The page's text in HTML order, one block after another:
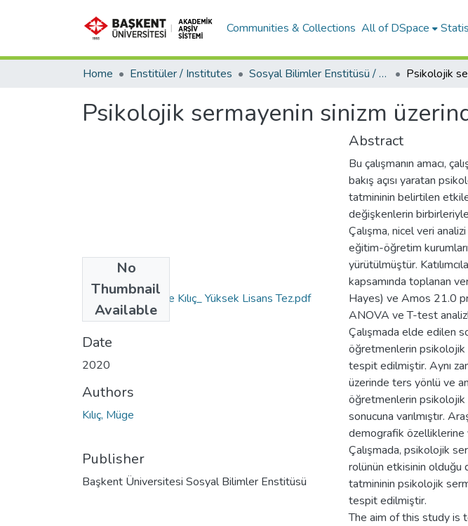
Communities & Collections All of DSpace
Home Enstitüler / Institutes Sosyal Bilimler Enstitüsü / Social Sciences Institute
Psikolojik sermayenin sinizm
No
Thumbnail
Available
10342501_ Müge Kılıç_ Yüksek Lisans Tez.pdf
(1.14 MB)
Date
2020
Authors
Kılıç, Müge
Publisher
Başkent Üniversitesi Sosyal Bilimler Enstitüsü
Abstract
Bu çalışmanın amacı,
bakış açısı yaratan
tatmininin belirtilen
değişkenlerin
Çalışma, nicel veri
eğitim-öğretim
yürütülmüştür.
kapsamında toplanan
Hayes) ve Amos 21.0
ANOVA ve T-test
Çalışmada elde edilen
öğretmenlerin psikolojik
tespit edilmiştir. Aynı
üzerinde ters yönlü ve
öğretmenlerin psikolojik
sonucuna varılmıştır.
demografik özelliklerine
Çalışmada, psikolojik
rolünün etkisinin olduğu
tatmininin psikolojik
tespit edilmiştir.
The aim of this study is